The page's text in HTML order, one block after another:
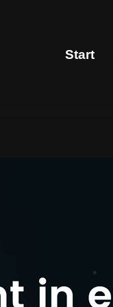
Start